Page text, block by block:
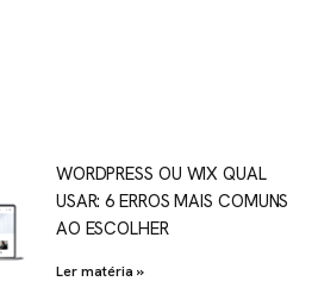
WORDPRESS OU WIX QUAL
USAR: 6 ERROS MAIS COMUNS
AO ESCOLHER
Ler matéria »